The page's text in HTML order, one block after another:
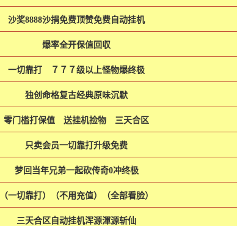
沙奖8888沙捐免费顶赞免费自动挂机
爆率全开保值回収
一切靠打 ７７７级以上怪物爆终极
独创命格复古经典原味沉默
零门槛打保值 送挂机捡物 三天合区
只卖会员一切靠打升级免费
梦回当年兄弟一起砍传奇0冲终极
（一切靠打）（不用充值）（全部看脸）
三天合区自动挂机浑源渾源斩仙